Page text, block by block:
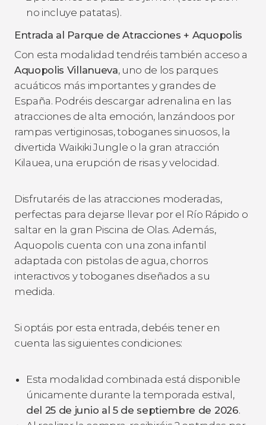
no incluye patatas).
Entrada al Parque de Atracciones + Aquopolis
Con esta modalidad tendréis también acceso a
Aquopolis Villanueva, uno de los parques
acuáticos más importantes y grandes de
España. Podréis descargar adrenalina en las
atracciones de alta emoción, lanzándoos por
rampas vertiginosas, toboganes sinuosos, la
divertida Waikiki Jungle o la gran atracción
Kilauea, una erupción de risas y velocidad.
Disfrutaréis de las atracciones moderadas,
perfectas para dejarse llevar por el Río Rápido o
saltar en la gran Piscina de Olas. Además,
Aquopolis cuenta con una zona infantil
adaptada con pistolas de agua, chorros
interactivos y toboganes diseñados a su
medida.
Si optáis por esta entrada, debéis tener en
cuenta las siguientes condiciones:
Esta modalidad combinada está disponible
únicamente durante la temporada estival,
del 25 de junio al 5 de septiembre de 2026.